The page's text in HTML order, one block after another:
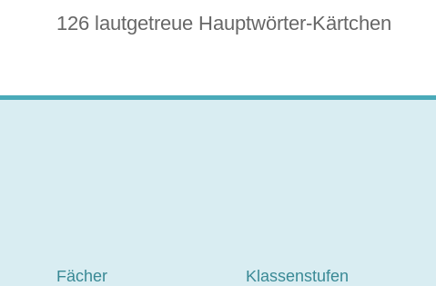
126 lautgetreue Hauptwörter-Kärtchen
Fächer Klassenstufen